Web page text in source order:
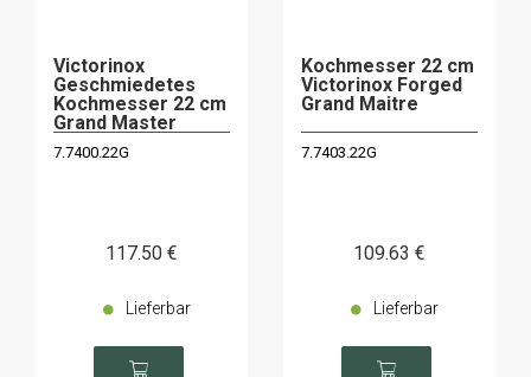
Victorinox
Geschmiedetes
Kochmesser 22 cm
Grand Master
Geschmiedet
7.7400.22G
117.50 €
Lieferbar
Kochmesser 22 cm
Victorinox Forged
Grand Maitre
7.7403.22G
109.63 €
Lieferbar